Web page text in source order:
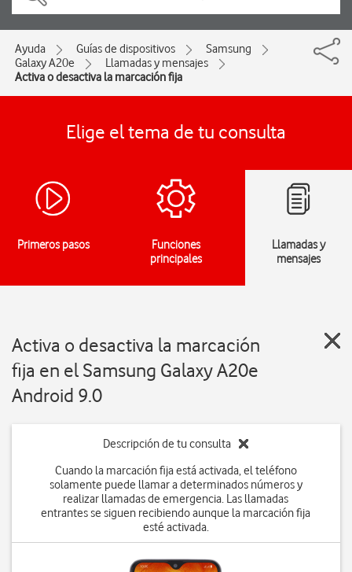
Ayuda Guías de dispositivos
Samsung
Galaxy A20e
Llamadas y mensajes
Activa o desactiva la marcación fija
Elige el tema de tu consulta
Primeros pasos
Funciones
principales
Llamadas y
mensajes
Activa o desactiva la marcación
fija en el Samsung Galaxy A20e
Android 9.0
Descripción de tu consulta
Cuando la marcación fija está activada, el teléfono
solamente puede llamar a determinados números y
realizar llamadas de emergencia. Las llamadas
entrantes se siguen recibiendo aunque la marcación fija
esté activada.